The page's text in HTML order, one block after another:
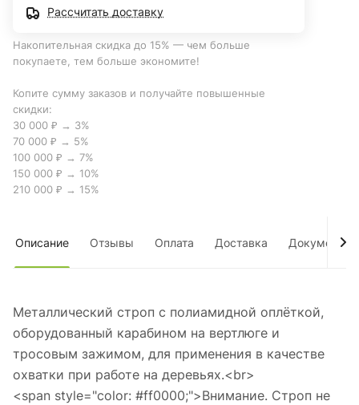
Рассчитать доставку
Накопительная скидка до 15% — чем больше
покупаете, тем больше экономите!
Копите сумму заказов и получайте повышенные
скидки:
30 000 ₽ → 3%
70 000 ₽ → 5%
100 000 ₽ → 7%
150 000 ₽ → 10%
210 000 ₽ → 15%
Описание Отзывы Оплата Доставка Документы
Металлический строп с полиамидной оплёткой,
оборудованный карабином на вертлюге и
тросовым зажимом, для применения в качестве
охватки при работе на деревьях.<br>
<span style="color: #ff0000;">Внимание. Строп не